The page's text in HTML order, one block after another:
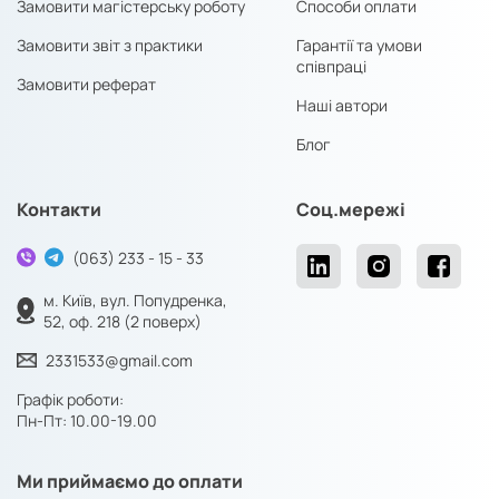
Замовляючи тези, ви отримуєте результат з такими
критеріями:
максимальне відображення теми і суті;
При підготовці до диплома тези стануть відмінною основою
доповіді і допоможуть не розгубитися на виступі. У подальшій
дослідницькій діяльності можуть використовуватися будь-які
опубліковані тези. При виконанні тез на замовлення ви
економите свій час і звільняєтесь від необхідності підбирати
матеріали, шукати правила оформлення.
Як замовити публікацію
У компанії «Світ Знань» працюють тільки кваліфіковані
Замовити магістерську роботу
Замовити звіт з практики
Замовити реферат
Способи оплати
Гарантії та умови
співпраці
Наші автори
Блог
Контакти
(063) 233 - 15 - 33
м. Київ, вул. Попудренка,
52, оф. 218 (2 поверх)
2331533@gmail.com
Графік роботи:
Пн-Пт: 10.00-19.00
Соц.мережі
Ми приймаємо до оплати